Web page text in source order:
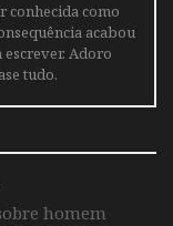
conhecida como
acabou
Adoro
tudo.
homem